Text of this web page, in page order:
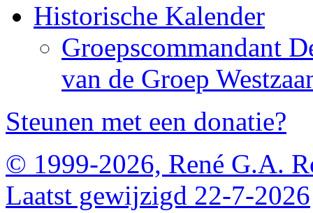
Historische Kalender
Groepscommandant
van de Groep
Steunen met een donatie?
© 1999-2026, René G.A.
Laatst gewijzigd 22-7-2026